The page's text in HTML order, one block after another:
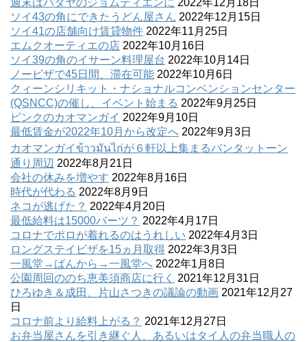
ソイ43の角にできたうどん屋さん 2022年12月15日
ソイ41の店舗向け賃貸物件 2022年11月25日
エムクオーティエの店 2022年10月16日
ソイ39の角のイサーン料理屋台 2022年10月14日
ノービザで45日間、滞在可能 2022年10月6日
クィーンシリキット・ナショナルコンベンションセンター
(QSNCC)の催し、イベント始まる 2022年9月25日
ピンクのカオマンガイ 2022年9月10日
最低賃金が2022年10月から改定へ 2022年9月3日
カオマンガイข้าวมันไก่が６軒以上集まるバンタットーン
通り周辺 2022年8月21日
会社の休みを増やす 2022年8月16日
時代が代わる 2022年8月9日
ネコが逃げた？ 2022年4月20日
最低給料は15000バーツ？ 2022年4月17日
コロナでポロが着れるのはうれしい 2022年4月3日
ロングステイビザを15ヵ月取得 2022年3月3日
一風堂→ばんから→一風堂へ 2022年1月8日
公園周回ののち恵美須商店に行く
2021年12月31日
ひろゆき＆成田、片山さつきの議論の動画 2021年12月27
日
コロナ前より給料上がる？ 2021年12月27日
お弁当屋さんを引き継ぐ人、あるいはタイ人の弁当職人の